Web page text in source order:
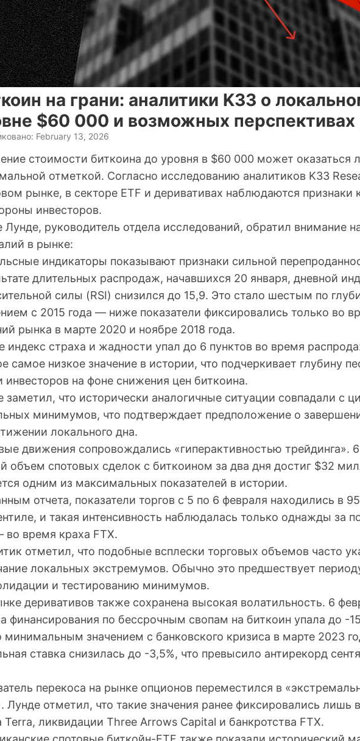
на грани: аналитики K33 о
$60 000 и возможных
February 13, 2026
стоимости биткоина до уровня в $60 000 может оказаться
отметкой. Согласно исследованию аналитиков K33
рынке, в секторе ETF и деривативах наблюдаются признаки
инвесторов.
Лунде, руководитель отдела исследований, обратил внимание
в рынке:
индикаторы показывают признаки сильной
длительных распродаж, начавшихся 20 января, дневной
силы (RSI) снизился до 15,9. Это стало шестым по
с 2015 года — ниже показатели фиксировались только во
рынка в марте 2020 и ноябре 2018 года.
индекс страха и жадности упал до 6 пунктов во время
самое низкое значение в истории, что подчеркивает глубину
инвесторов на фоне снижения цен биткоина.
заметил, что исторически аналогичные ситуации совпадали с
минимумов, что подтверждает предположение о
локального дна.
движения сопровождались «гиперактивностью трейдинга».
объем спотовых сделок с биткоином за два дня достиг $32
одним из максимальных показателей в истории.
отчета, показатели торгов с 5 по 6 февраля находились в
и такая интенсивность наблюдалась только однажды за
во время краха FTX.
отметил, что подобные всплески торговых объемов часто
локальных экстремумов. Обычно это предшествует
и тестированию минимумов.
деривативов также сохранена высокая волатильность. 6
финансирования по бессрочным свопам на биткоин упала до -
минимальным значением с банковского кризиса в марте 2023
ставка снизилась до -3,5%, что превысило антирекорд
перекоса на рынке опционов переместился в
Лунде отметил, что такие значения ранее фиксировались лишь
Terra, ликвидации Three Arrows Capital и банкротства FTX.